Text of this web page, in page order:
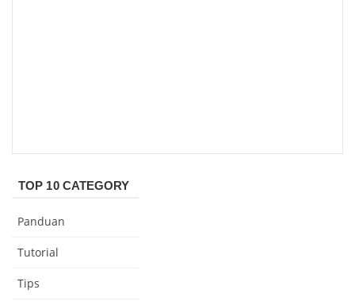
TOP 10 CATEGORY
Panduan
Tutorial
Tips